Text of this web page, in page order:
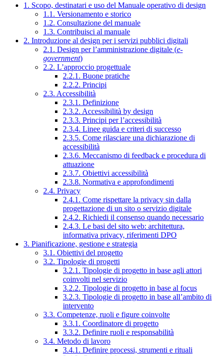
1. Scopo, destinatari e uso del Manuale operativo di design
1.1. Versionamento e storico
1.2. Consultazione del manuale
1.3. Contribuisci al manuale
2. Introduzione al design per i servizi pubblici digitali
2.1. Design per l’amministrazione digitale (e-
government)
2.2. L’approccio progettuale
2.2.1. Buone pratiche
2.2.2. Principi
2.3. Accessibilità
2.3.1. Definizione
2.3.2. Accessibilità by design
2.3.3. Principi per l’accessibilità
2.3.4. Linee guida e criteri di successo
2.3.5. Come rilasciare una dichiarazione di
accessibilità
2.3.6. Meccanismo di feedback e procedura di
attuazione
2.3.7. Obiettivi accessibilità
2.3.8. Normativa e approfondimenti
2.4. Privacy
2.4.1. Come rispettare la privacy sin dalla
progettazione di un sito o servizio digitale
2.4.2. Richiedi il consenso quando necessario
2.4.3. Le basi del sito web: architettura,
informativa privacy, riferimenti DPO
3. Pianificazione, gestione e strategia
3.1. Obiettivi del progetto
3.2. Tipologie di progetti
3.2.1. Tipologie di progetto in base agli attori
coinvolti nel servizio
3.2.2. Tipologie di progetto in base al focus
3.2.3. Tipologie di progetto in base all’ambito di
intervento
3.3. Competenze, ruoli e figure coinvolte
3.3.1. Coordinatore di progetto
3.3.2. Definire ruoli e responsabilità
3.4. Metodo di lavoro
3.4.1. Definire processi, strumenti e rituali